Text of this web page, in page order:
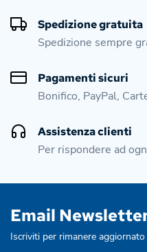
Spedizione gratuita
Spedizione sempre
Pagamenti sicuri
Bonifico, PayPal,
Assistenza clienti
Per rispondere ad
Email
Iscriviti per rimanere